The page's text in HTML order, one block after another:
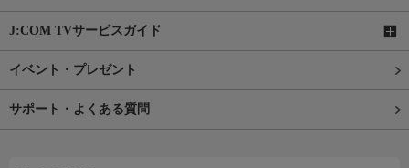
J:COM TVサービスガイド
イベント・プレゼント
サポート・よくある質問